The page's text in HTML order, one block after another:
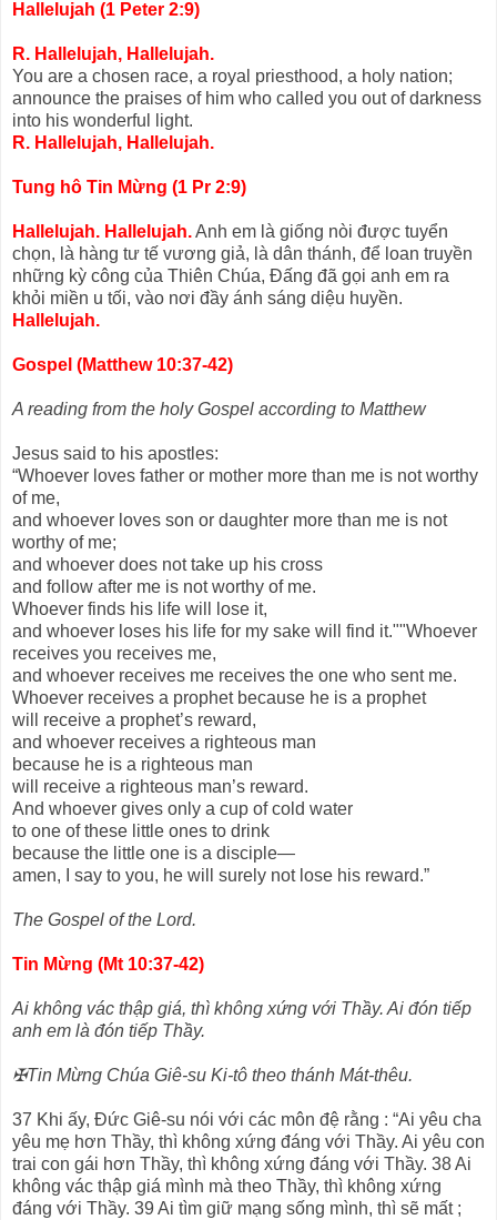
Hallelujah (1 Peter 2:9)
R. Hallelujah, Hallelujah.
You are a chosen race, a royal priesthood, a holy nation;
announce the praises of him who called you out of darkness
into his wonderful light.
R. Hallelujah, Hallelujah.
Tung hô Tin Mừng (1 Pr 2:9)
Hallelujah. Hallelujah.Anh em là giống nòi được tuyển
chọn, là hàng tư tế vương giả, là dân thánh, để loan truyền
những kỳ công của Thiên Chúa, Đấng đã gọi anh em ra
khỏi miền u tối, vào nơi đầy ánh sáng diệu huyền.
Hallelujah.
Gospel (Matthew 10:37-42)
A reading from the holy Gospel according to Matthew
Jesus said to his apostles:
“Whoever loves father or mother more than me is not worthy
of me,
and whoever loves son or daughter more than me is not
worthy of me;
and whoever does not take up his cross
and follow after me is not worthy of me.
Whoever finds his life will lose it,
and whoever loses his life for my sake will find it.""Whoever
receives you receives me,
and whoever receives me receives the one who sent me.
Whoever receives a prophet because he is a prophet
will receive a prophet’s reward,
and whoever receives a righteous man
because he is a righteous man
will receive a righteous man’s reward.
And whoever gives only a cup of cold water
to one of these little ones to drink
because the little one is a disciple—
amen, I say to you, he will surely not lose his reward.”
The Gospel of the Lord.
Tin Mừng (Mt 10:37-42)
Ai không vác thập giá, thì không xứng với Thầy. Ai đón tiếp
anh em là đón tiếp Thầy.
✠Tin Mừng Chúa Giê-su Ki-tô theo thánh Mát-thêu.
37 Khi ấy, Đức Giê-su nói với các môn đệ rằng : “Ai yêu cha
yêu mẹ hơn Thầy, thì không xứng đáng với Thầy. Ai yêu con
trai con gái hơn Thầy, thì không xứng đáng với Thầy. 38 Ai
không vác thập giá mình mà theo Thầy, thì không xứng
đáng với Thầy. 39 Ai tìm giữ mạng sống mình, thì sẽ mất ;